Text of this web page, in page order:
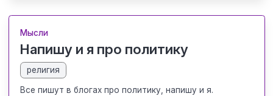
Мысли
Напишу и я про политику
религия
Все пишут в блогах про политику, напишу и я.